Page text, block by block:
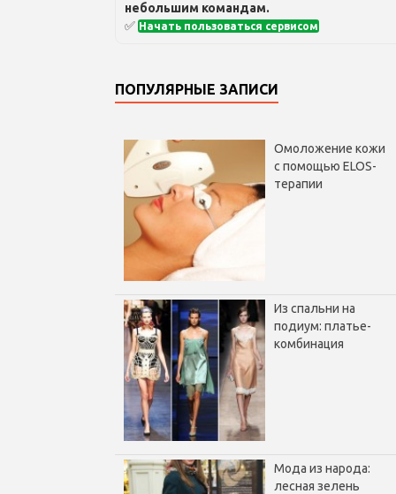
небольшим командам.
✅ Начать пользоваться сервисом
ПОПУЛЯРНЫЕ ЗАПИСИ
Омоложение кожи
с помощью ELOS-
терапии
Из спальни на
подиум: платье-
комбинация
Мода из народа:
лесная зелень